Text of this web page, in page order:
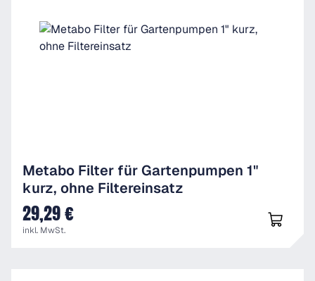
Metabo Filter für Gartenpumpen 1"
kurz, ohne Filtereinsatz
UVP
29,29 €
inkl. MwSt.